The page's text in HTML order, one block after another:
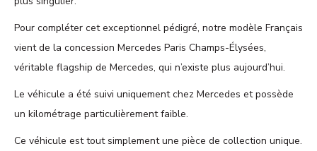
Pour compléter cet exceptionnel pédigré, notre modèle Français
vient de la concession Mercedes Paris Champs-Élysées,
véritable flagship de Mercedes, qui n’existe plus aujourd’hui.
Le véhicule a été suivi uniquement chez Mercedes et possède
un kilométrage particulièrement faible.
Ce véhicule est tout simplement une pièce de collection unique.